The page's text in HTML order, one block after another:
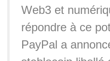
Web3 et
répondre à ce
PayPal a